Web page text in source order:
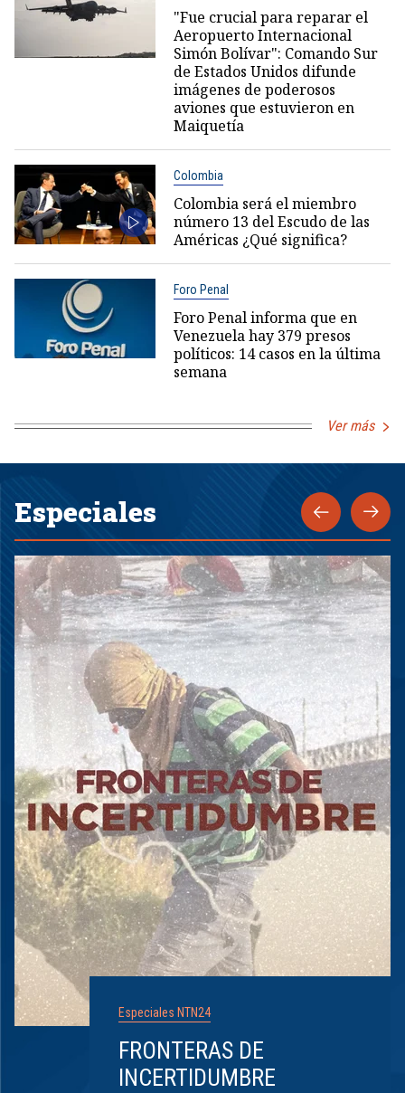
"Fue crucial para reparar el
Aeropuerto Internacional
Simón Bolívar": Comando Sur
de Estados Unidos difunde
imágenes de poderosos
aviones que estuvieron en
Maiquetía
Colombia
Colombia será el miembro
número 13 del Escudo de las
Américas ¿Qué significa?
Foro Penal
Foro Penal informa que en
Venezuela hay 379 presos
políticos: 14 casos en la última
semana
Ver más
Especiales
Especiales NTN24
FRONTERAS DE
INCERTIDUMBRE